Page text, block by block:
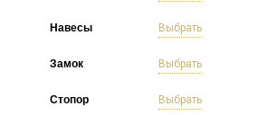
Навесы Выбрать
Замок Выбрать
Стопор Выбрать